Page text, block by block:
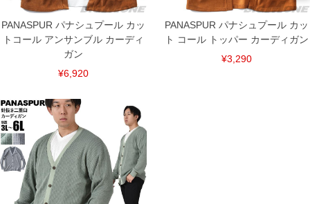
PANASPUR パナシュプール カッ
トコール アンサンブル カーディ
ガン
¥6,920
PANASPUR パナシュプール カッ
ト コール トッパー カーディガン
¥3,290